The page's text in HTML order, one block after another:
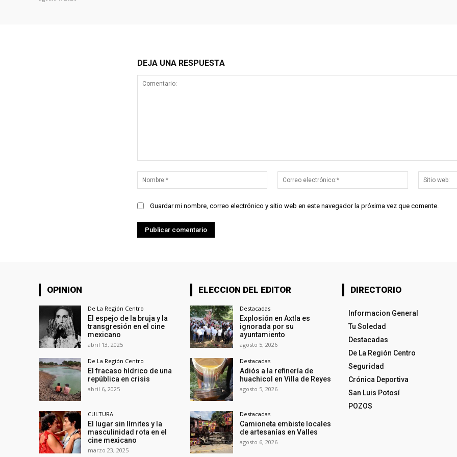
DEJA UNA RESPUESTA
Nombre:*
Correo
electrónico:*
Guardar mi nombre, correo electrónico y sitio web en este navegador la próxima vez que comente.
OPINION
De La Región Centro
El espejo de la bruja y la
transgresión en el cine
mexicano
abril 13, 2025
De La Región Centro
El fracaso hídrico de una
república en crisis
abril 6, 2025
CULTURA
El lugar sin límites y la
masculinidad rota en el
cine mexicano
marzo 23, 2025
ELECCION DEL EDITOR
Destacadas
Explosión en Axtla es
ignorada por su
ayuntamiento
agosto 5, 2026
Destacadas
Adiós a la refinería de
huachicol en Villa de Reyes
agosto 5, 2026
Destacadas
Camioneta embiste locales
de artesanías en Valles
agosto 6, 2026
DIRECTORIO
Informacion General
Tu Soledad
Destacadas
De La Región Centro
Seguridad
Crónica Deportiva
San Luis Potosí
POZOS